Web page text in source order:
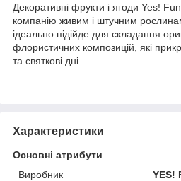
Декоративні фрукти і ягоди Yes!
компанію живим і штучним
ідеально підійде для складання
флористичних композицій, які
та святкові дні.
Характеристики
Основні атрибути
Виробник
YES!